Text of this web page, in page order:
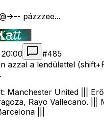
>-- pázzzee...
20:00 #485
azzal a lendülettel
Manchester United |||
Rayo Vallecano. |||
|||